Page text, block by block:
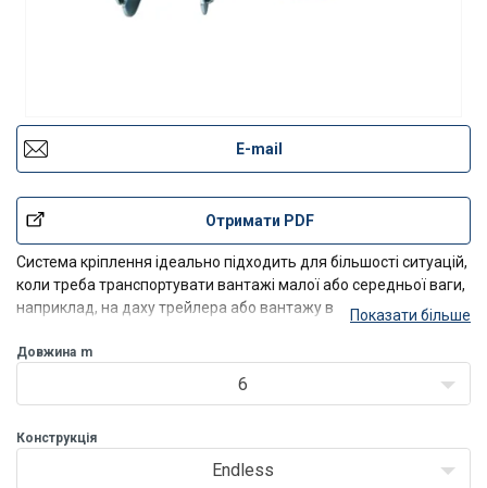
E-mail
Отримати PDF
Система кріплення ідеально підходить для більшості ситуацій,
коли треба транспортувати вантажі малої або середньої ваги,
наприклад, на даху трейлера або вантажу в
Показати більше
Довжина m
6
Конструкція
Endless